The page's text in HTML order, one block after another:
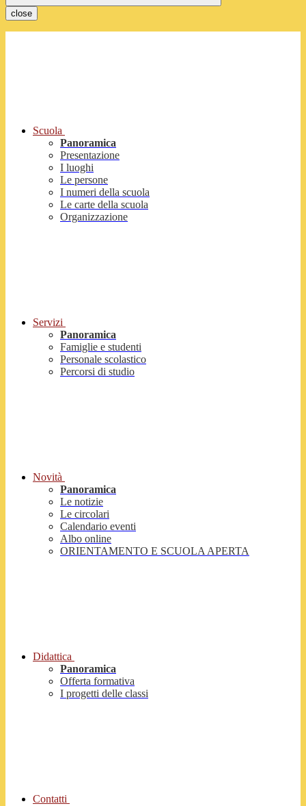
close
Scuola
Panoramica
Presentazione
I luoghi
Le persone
I numeri della scuola
Le carte della scuola
Organizzazione
Servizi
Panoramica
Famiglie e studenti
Personale scolastico
Percorsi di studio
Novità
Panoramica
Le notizie
Le circolari
Calendario eventi
Albo online
ORIENTAMENTO E SCUOLA APERTA
Didattica
Panoramica
Offerta formativa
I progetti delle classi
Contatti